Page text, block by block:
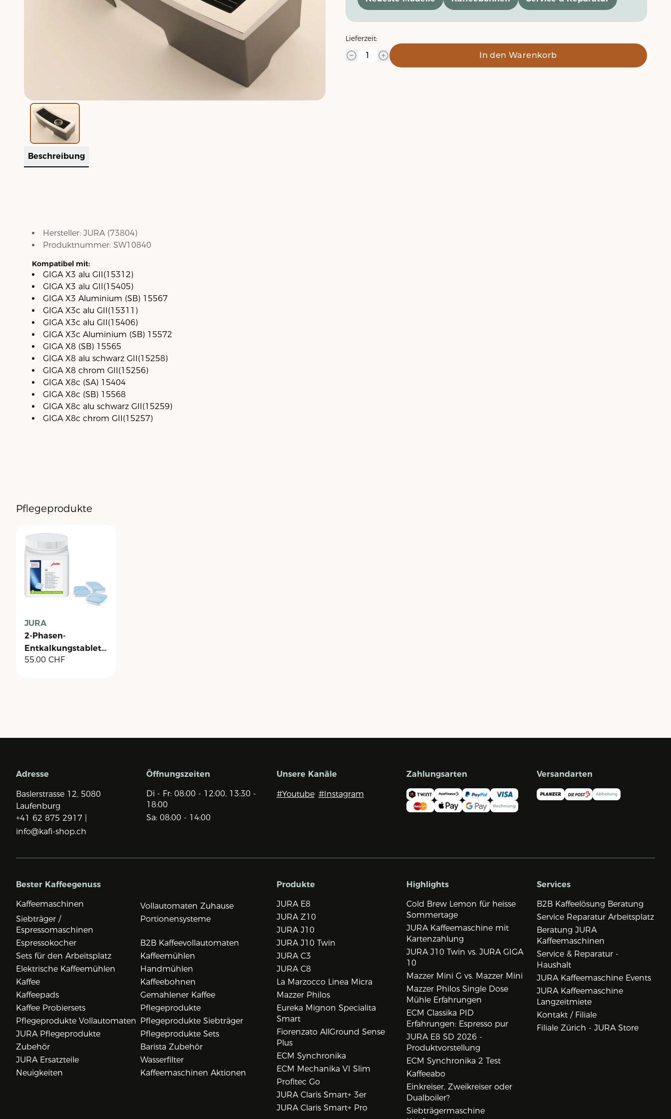
Lieferzeit:
In den Warenkorb
Beschreibung
Hersteller: JURA (73804)
Produktnummer: SW10840
Kompatibel mit:
GIGA X3 alu GII(15312)
GIGA X3 alu GII(15405)
GIGA X3 Aluminium (SB) 15567
GIGA X3c alu GII(15311)
GIGA X3c alu GII(15406)
GIGA X3c Aluminium (SB) 15572
GIGA X8 (SB) 15565
GIGA X8 alu schwarz GII(15258)
GIGA X8 chrom GII(15256)
GIGA X8c (SA) 15404
GIGA X8c (SB) 15568
GIGA X8c alu schwarz GII(15259)
GIGA X8c chrom GII(15257)
Pflegeprodukte
JURA
2-Phasen-
Entkalkungstabletten
- Dose à 36 Stück
55.00 CHF
Adresse
Baslerstrasse 12, 5080
Laufenburg
+41 62 875 2917 |
info@kafi-shop.ch
Öffnungszeiten
Di - Fr: 08:00 - 12:00, 13:30 -
18:00
Sa: 08:00 - 14:00
Unsere Kanäle
#Youtube #Instagram
Zahlungsarten Versandarten
Bester Kaffeegenuss
Kaffeemaschinen
Vollautomaten Zuhause
Siebträger /
Espressomaschinen
Portionensysteme
Espressokocher
B2B Kaffeevollautomaten
Sets für den Arbeitsplatz
Kaffeemühlen
Elektrische Kaffeemühlen
Handmühlen
Kaffee
Kaffeebohnen
Kaffeepads
Gemahlener Kaffee
Kaffee Probiersets
Pflegeprodukte
Pflegeprodukte Vollautomaten Pflegeprodukte Siebträger
JURA Pflegeprodukte
Pflegeprodukte Sets
Zubehör
Barista Zubehör
JURA Ersatzteile
Wasserfilter
Neuigkeiten
Kaffeemaschinen Aktionen
Produkte
JURA E8
JURA Z10
JURA J10
JURA J10 Twin
JURA C3
JURA C8
La Marzocco Linea Micra
Mazzer Philos
Eureka Mignon Specialita
Smart
Fiorenzato AllGround Sense
Plus
ECM Synchronika
ECM Mechanika VI Slim
Profitec Go
JURA Claris Smart+ 3er
JURA Claris Smart+ Pro
Highlights
Cold Brew Lemon für heisse
Sommertage
JURA Kaffeemaschine mit
Kartenzahlung
JURA J10 Twin vs. JURA GIGA
10
Mazzer Mini G vs. Mazzer Mini
Mazzer Philos Single Dose
Mühle Erfahrungen
ECM Classika PID
Erfahrungen: Espresso pur
JURA E8 SD 2026 -
Produktvorstellung
ECM Synchronika 2 Test
Kaffeeabo
Einkreiser, Zweikreiser oder
Dualboiler?
Siebträgermaschine
Services
B2B Kaffeelösung Beratung
Service Reparatur Arbeitsplatz
Beratung JURA
Kaffeemaschinen
Service & Reparatur -
Haushalt
JURA Kaffeemaschine Events
JURA Kaffeemaschine
Langzeitmiete
Kontakt / Filiale
Filiale Zürich - JURA Store